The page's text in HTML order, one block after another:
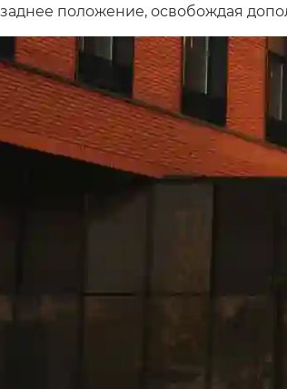
положение, освобождая